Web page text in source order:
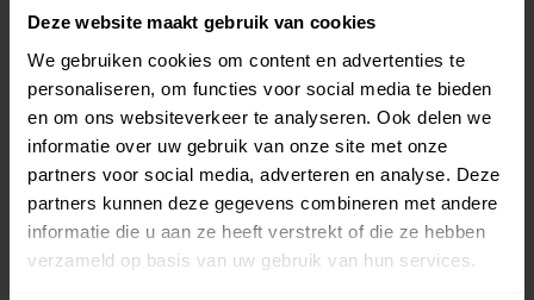
Deze website maakt gebruik van cookies
We gebruiken cookies om content en advertenties te
personaliseren, om functies voor social media te bieden
en om ons websiteverkeer te analyseren. Ook delen we
informatie over uw gebruik van onze site met onze
partners voor social media, adverteren en analyse. Deze
partners kunnen deze gegevens combineren met andere
informatie die u aan ze heeft verstrekt of die ze hebben
verzameld op basis van uw gebruik van hun services.
Woonoppervlak Perceel
Verkoopdatum
01 juni 2026
Verkoopprijs
Koopsom opvragen
Gruttostraat 14
Woonoppervlak
105 m2
Perceel
152 m2